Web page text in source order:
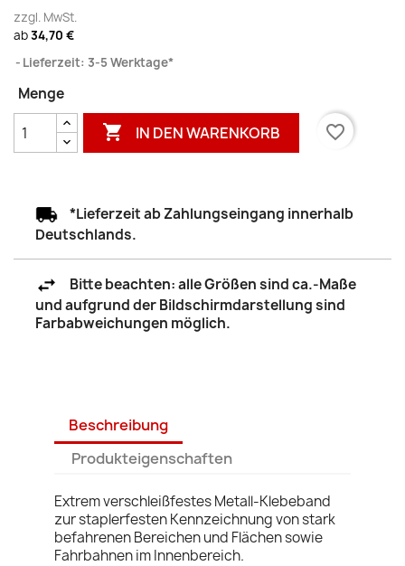
zzgl. MwSt.
ab34,70 €
Lieferzeit: 3-5 Werktage*
Menge
 IN DEN WARENKORB favorite_border
*Lieferzeit ab Zahlungseingang innerhalb
Deutschlands.
Bitte beachten: alle Größen sind ca.-Maße
und aufgrund der Bildschirmdarstellung sind
Farbabweichungen möglich.
Beschreibung
Produkteigenschaften
Extrem verschleißfestes Metall-Klebeband
zur staplerfesten Kennzeichnung von stark
befahrenen Bereichen und Flächen sowie
Fahrbahnen im Innenbereich.